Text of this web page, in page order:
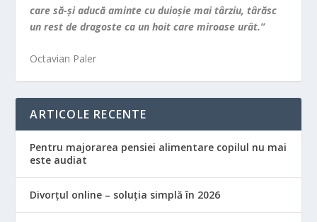
care să-şi aducă aminte cu duioşie mai târziu, târăsc
un rest de dragoste ca un hoit care miroase urât.”
Octavian Paler
ARTICOLE RECENTE
Pentru majorarea pensiei alimentare copilul nu mai
este audiat
Divorțul online – soluția simplă în 2026